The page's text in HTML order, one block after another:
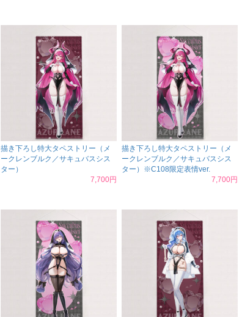
描き下ろし特大タペストリー（メ
ークレンブルク／サキュバスシス
ター）
7,700円
描き下ろし特大タペストリー（メ
ークレンブルク／サキュバスシス
ター）※C108限定表情ver.
7,700円